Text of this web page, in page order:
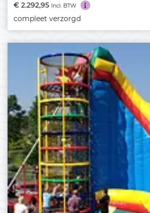
€ 2.292,95 Incl. BTW
compleet verzorgd